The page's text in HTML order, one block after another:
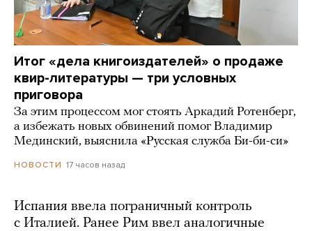
Итог «дела книгоиздателей» о продаже
квир-литературы — три условных
приговора
За этим процессом мог стоять Аркадий Ротенберг,
а избежать новых обвинений помог Владимир
Мединский, выяснила «Русская служба Би-би-си»
НОВОСТИ 17 часов назад
Испания ввела пограничный контроль
с Италией. Ранее Рим ввел аналогичные